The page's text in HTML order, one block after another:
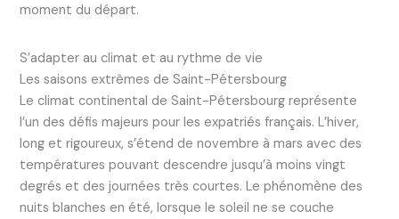
moment du départ.
S’adapter au climat et au rythme de vie
Les saisons extrêmes de Saint-Pétersbourg
Le climat continental de Saint-Pétersbourg représente
l’un des défis majeurs pour les expatriés français. L’hiver,
long et rigoureux, s’étend de novembre à mars avec des
températures pouvant descendre jusqu’à moins vingt
degrés et des journées très courtes. Le phénomène des
nuits blanches en été, lorsque le soleil ne se couche